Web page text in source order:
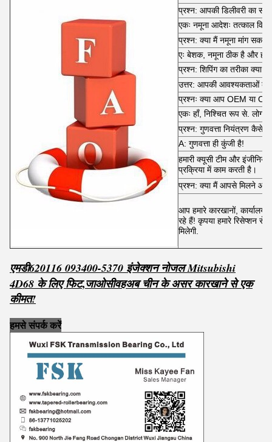
प्रश्न: आपकी डिलीवरी का
एकः नमूना आदेशः तत्काल
प्रश्न: क्या मैं नमूना मांग सकता
एः बेशक, नमूना ठीक है और
प्रश्न: शिपिंग का तरीका क्या
उत्तर: आपकी आवश्यकताओं के
प्रश्नः क्या आप OEM या
एकः हाँ, निश्चित रूप से. लोगो
प्रश्न: गुणवत्ता नियंत्रण कैसे
A: गुणवत्ता ही कुंजी है!
हमारी क्यूसी टीम और
प्रक्रिया में काम करती है।
प्रश्न: क्या मैं आपसे मिलने आ
आप हमारे कारखानों,
रहे हैं! कृपया हमारे रिसेप्शन से
मिलेगी.
एमडी620116 093400-5370 इंजेक्शन नोजल Mitsubishi
4D68 के लिए फिट,जाओसीवहअब चीन के असर कारखाने से एक
कीमत!
हमसे संपर्क करें